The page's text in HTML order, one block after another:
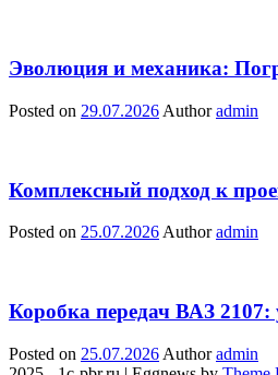
Эволюция и механика:
Posted on 29.07.2026 Author admin
Комплексный подход к
Posted on 25.07.2026 Author admin
Коробка передач ВАЗ 2107:
Posted on 25.07.2026 Author admin